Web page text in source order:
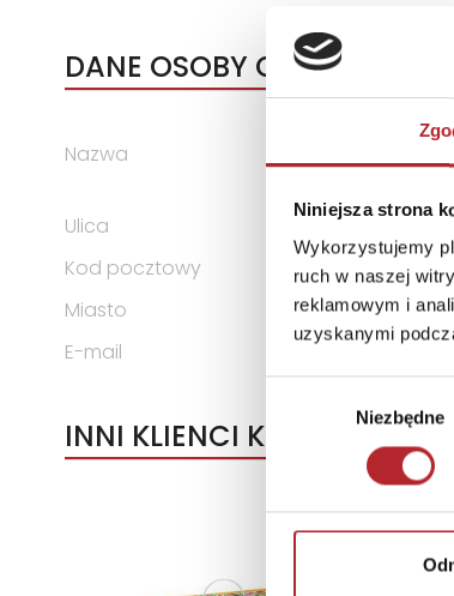
Niniejsza strona
Wykorzystujemy
ruch w naszej
reklamowym i
uzyskanymi
Niezbędne
DANE OSOBY
Nazwa
Ulica
ul. Spółdzielców
Kod pocztowy
62-510
Miasto
Konin
E-mail
g3@g3poland.com
INNI KLIENCI KUPOWALI